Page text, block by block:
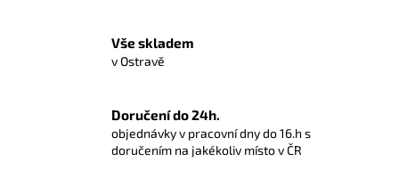
Vše skladem
v Ostravě
Doručení do 24h.
objednávky v pracovní dny do 16.h s
doručením na jakékoliv místo v ČR